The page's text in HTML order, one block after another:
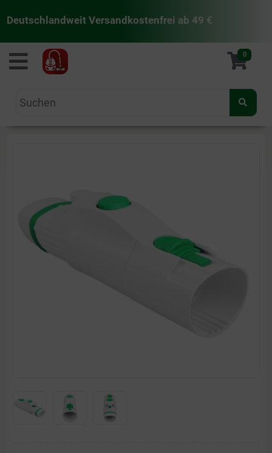
Deutschlandweit Versandkostenfrei ab 49 €
staubsaugermanufaktur 0